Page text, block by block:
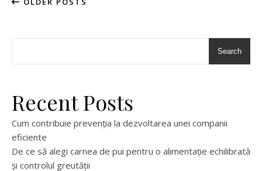
Search
Recent Posts
Cum contribuie prevenția la dezvoltarea unei companii
eficiente
De ce să alegi carnea de pui pentru o alimentație echilibrată
și controlul greutății